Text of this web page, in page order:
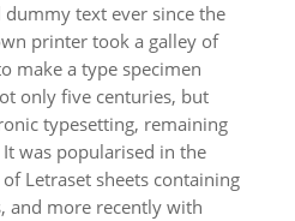
dummy text ever since the
printer took a galley of
make a type specimen
only five centuries, but
typesetting, remaining
was popularised in the
Letraset sheets containing
and more recently with